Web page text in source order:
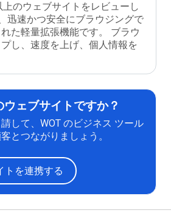
のウェブサイトをレビューし
迅速かつ安全にブラウジングで
た軽量拡張機能です。 ブラウ
し、速度を上げ、個人情報を
ェブサイトですか？
して、WOT のビジネス ツール
とつながりましょう。
トを連携する